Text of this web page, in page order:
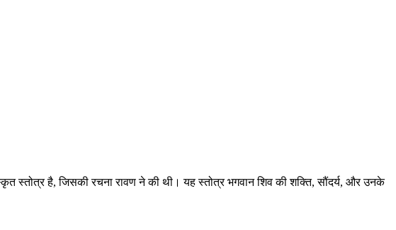
स्तोत्र है, जिसकी रचना रावण ने की थी। यह स्तोत्र भगवान शिव की शक्ति, सौंदर्य, और उनके